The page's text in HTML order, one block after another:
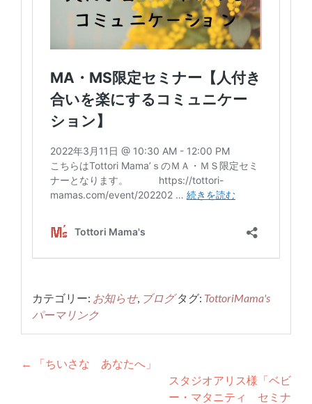
カテゴリー: お知らせ, ブログタグ: TottoriMama's
パーマリンク
投
←
「ちいさな あなたへ」
スタジオアリス様「ベビ
ー・マタニティ セミナ